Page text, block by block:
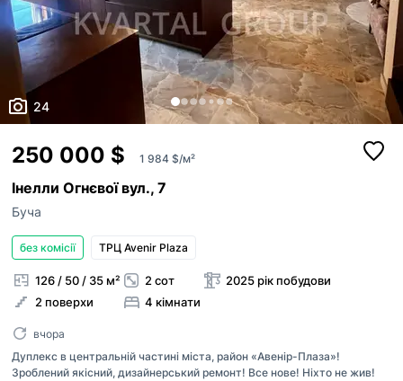
24
250 000 $ 1 984 $/м²
Інелли Огнєвої вул., 7
Буча
без комісії ТРЦ Avenir Plaza
126 / 50 / 35 м²
2 поверхи
2 сот
4 кімнати
2025 рік побудови
вчора
Дуплекс в центральній частині міста, район «Авенір-Плаза»!
Зроблений якісний, дизайнерський ремонт! Все нове! Ніхто не жив!